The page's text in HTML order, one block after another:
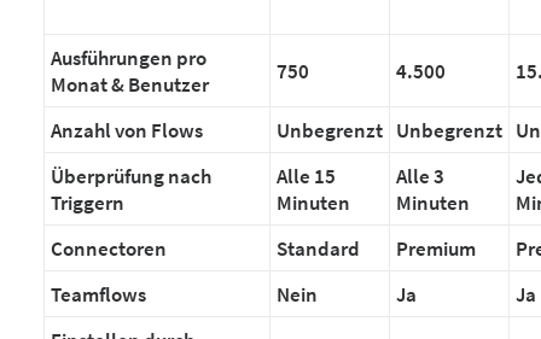
Ausführungen pro
Monat & Benutzer
750 4.500
Anzahl von Flows Unbegrenzt Unbegrenzt
Überprüfung nach
Triggern
Alle 15
Minuten
Alle 3
Minuten
Connectoren
Standard Premium
Teamflows
Nein Ja
Ja